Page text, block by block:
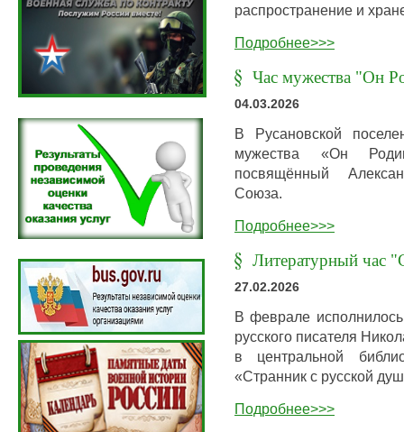
распространение и
Подробнее>>>
Час мужества "Он
04.03.2026
В Русановской
мужества «Он
посвящённый
Союза.
Подробнее>>>
Литературный час
27.02.2026
В феврале
русского писателя
в центральной
«Странник с русской
Подробнее>>>